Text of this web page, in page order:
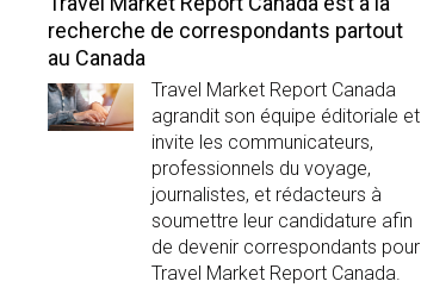
recherche de correspondants partout
au Canada
Travel Market Report Canada
agrandit son équipe éditoriale et
invite les communicateurs,
professionnels du voyage,
journalistes, et rédacteurs à
soumettre leur candidature afin
de devenir correspondants pour
Travel Market Report Canada.